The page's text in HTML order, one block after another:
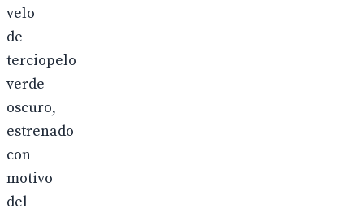
velo
de
terciopelo
verde
oscuro,
estrenado
con
motivo
del